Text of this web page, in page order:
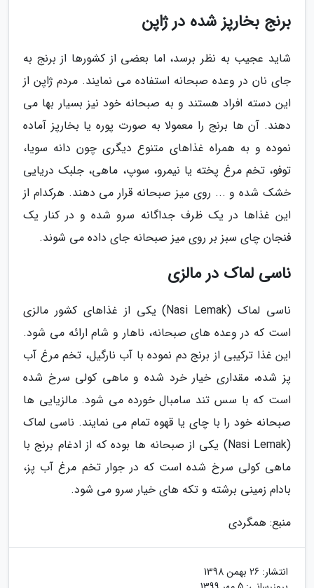
برنج بخارپز شده در ژاپن
شاید عجیب به نظر برسد، اما بعضی از کشورها از برنج به
جای نان در وعده صبحانه استفاده می نمایند. مردم ژاپن از
این دسته افراد هستند و به صبحانه خود نیز بسیار بها می
دهند. آن ها برنج را معمولا به صورت پوره یا بخارپز آماده
نموده و به همراه غذاهای متنوع دیگری چون دانه سویا،
توفو، تخم مرغ پخته یا نیمرو، سوپ، ماهی، جلبک دریایی
خشک شده و ... روی میز صبحانه قرار می دهند. هرکدام از
این غذاها در یک ظرف جداگانه سرو شده و در کنار یک
فنجان چای سبز بر روی میز صبحانه جای داده می شوند.
ناسی لماک در مالزی
ناسی لماک (Nasi Lemak) یکی از غذاهای کشور مالزی
است که در وعده های صبحانه، ناهار و شام ارائه می شود.
این غذا ترکیبی از برنج دم نموده با آب نارگیل، تخم مرغ آب
پز شده، مقداری خیار خرد شده و ماهی کولی سرخ شده
است که با سس تند سامبال خورده می شود. مالزیایی ها
صبحانه خود را با چای یا قهوه تمام می نمایند. ناسی لماک
(Nasi Lemak) یکی از صبحانه ها بوده که از ادغام برنج با
ماهی کولی سرخ شده است که در جوار تخم مرغ آب پز،
بادام زمینی برشته و تکه های خیار سرو می شود.
منبع: همگردی
انتشار: 26 بهمن 1398